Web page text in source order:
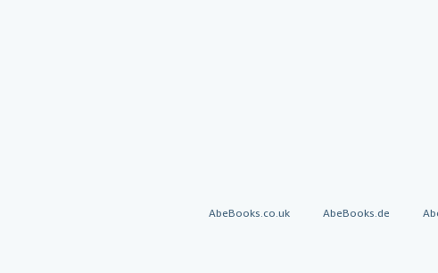
AbeBooks.co.uk AbeBooks.de